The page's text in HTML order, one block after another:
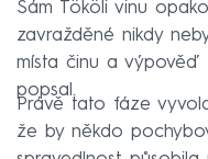
Devět dní žil s
Sám Tököli vinu
zavražděné nikdy
místa činu a výpověď
popsal.
Právě tato fáze
že by někdo